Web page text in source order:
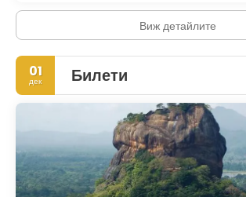
Виж детайлите
01
дек Билети